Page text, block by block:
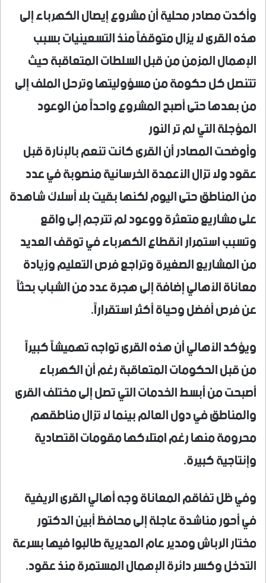
وأكدت مصادر محلية أن مشروع إيصال الكهرباء إلى
هذه القرى لا يزال متوقفاً منذ التسعينيات بسبب
الإهمال المزمن من قبل السلطات المتعاقبة حيث
تتنصل كل حكومة من مسؤوليتها وترحل الملف إلى
من بعدها حتى أصبح المشروع واحداً من الوعود
المؤجلة التي لم تر النور
وأوضحت المصادر أن القرى كانت تنعم بالإنارة قبل
عقود ولا تزال الأعمدة الخرسانية منصوبة في عدد
من المناطق حتى اليوم لكنها بقيت بلا أسلاك شاهدة
على مشاريع متعثرة ووعود لم تترجم إلى واقع
وتسبب استمرار انقطاع الكهرباء في توقف العديد
من المشاريع الصغيرة وتراجع فرص التعليم وزيادة
معاناة الأهالي إضافة إلى هجرة عدد من الشباب بحثاً
عن فرص أفضل وحياة أكثر استقراراً.
ويؤكد الأهالي أن هذه القرى تواجه تهميشاً كبيراً
من قبل الحكومات المتعاقبة رغم أن الكهرباء
أصبحت من أبسط الخدمات التي تصل إلى مختلف القرى
والمناطق في دول العالم بينما لا تزال مناطقهم
محرومة منها رغم امتلاكها مقومات اقتصادية
وإنتاجية كبيرة.
وفي ظل تفاقم المعاناة وجه أهالي القرى الريفية
في أحور مناشدة عاجلة إلى محافظ أبين الدكتور
مختار الرباش ومدير عام المديرية طالبوا فيها بسرعة
التدخل وكسر دائرة الإهمال المستمرة منذ عقود.